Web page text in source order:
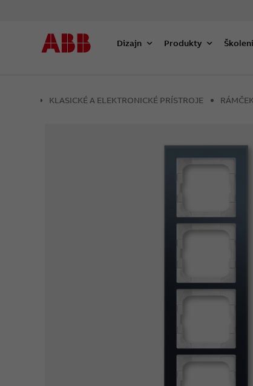
Dizajn Produkty
KLASICKÉ A ELEKTRONICKÉ PRÍSTROJE